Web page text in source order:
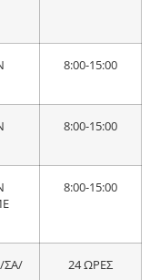
8:00-15:00
8:00-15:00
8:00-15:00
ΣΑ/
24 ΩΡΕΣ